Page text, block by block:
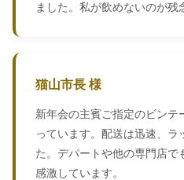
ました。私が飲めないのが残
猫山市長 様
新年会の主賓ご指定のビンテ
っています。配送は迅速、ラ
た。デパートや他の専門店で
感激しています。